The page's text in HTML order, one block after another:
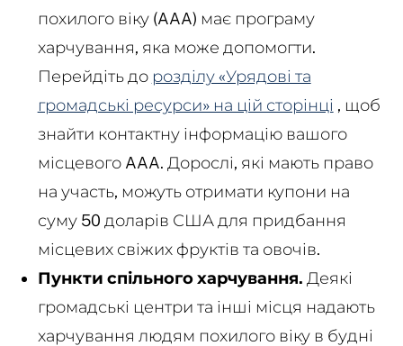
похилого віку (AAA) має програму
харчування, яка може допомогти.
Перейдіть до розділу «Урядові та
громадські ресурси» на цій сторінці , щоб
знайти контактну інформацію вашого
місцевого AAA. Дорослі, які мають право
на участь, можуть отримати купони на
суму 50 доларів США для придбання
місцевих свіжих фруктів та овочів.
Пункти спільного харчування. Деякі
громадські центри та інші місця надають
харчування людям похилого віку в будні